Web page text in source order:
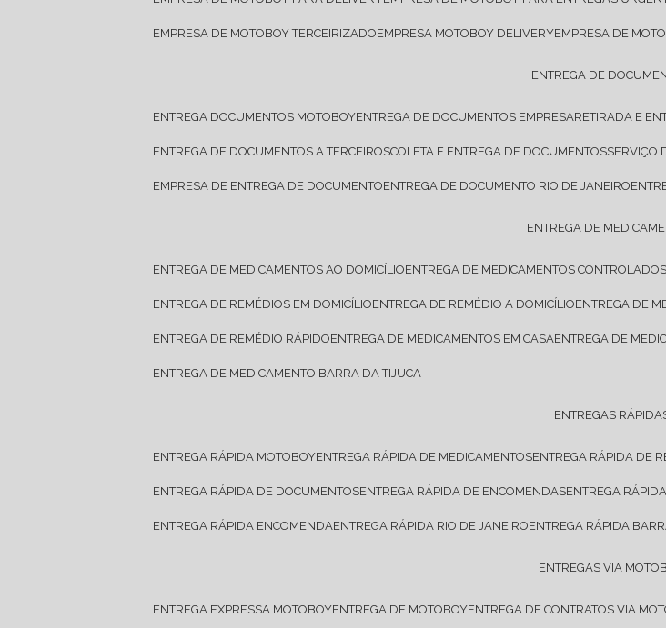
EMPRESA DE MOTOBOY TERCEIRIZADO EMPRESA MOTOBOY DELIVERY EMPRESA DE
ENTREGA DE
ENTREGA DOCUMENTOS MOTOBOY ENTREGA DE DOCUMENTOS EMPRESA RETIRADA E
ENTREGA DE DOCUMENTOS A TERCEIROS COLETA E ENTREGA DE DOCUMENTOS
EMPRESA DE ENTREGA DE DOCUMENTO ENTREGA DE DOCUMENTO RIO DE JANEIRO
ENTREGA DE
ENTREGA DE MEDICAMENTOS AO DOMICÍLIO ENTREGA DE MEDICAMENTOS
ENTREGA DE REMÉDIOS EM DOMICÍLIO ENTREGA DE REMÉDIO A DOMICÍLIO ENTREGA DE
ENTREGA DE REMÉDIO RÁPIDO ENTREGA DE MEDICAMENTOS EM CASA ENTREGA DE
ENTREGA DE MEDICAMENTO BARRA DA TIJUCA
ENTREGAS
ENTREGA RÁPIDA MOTOBOY ENTREGA RÁPIDA DE MEDICAMENTOS ENTREGA RÁPIDA DE
ENTREGA RÁPIDA DE DOCUMENTOS ENTREGA RÁPIDA DE ENCOMENDAS ENTREGA
ENTREGA RÁPIDA ENCOMENDA ENTREGA RÁPIDA RIO DE JANEIRO ENTREGA RÁPIDA
ENTREGAS VIA
ENTREGA EXPRESSA MOTOBOY ENTREGA DE MOTOBOY ENTREGA DE CONTRATOS VIA